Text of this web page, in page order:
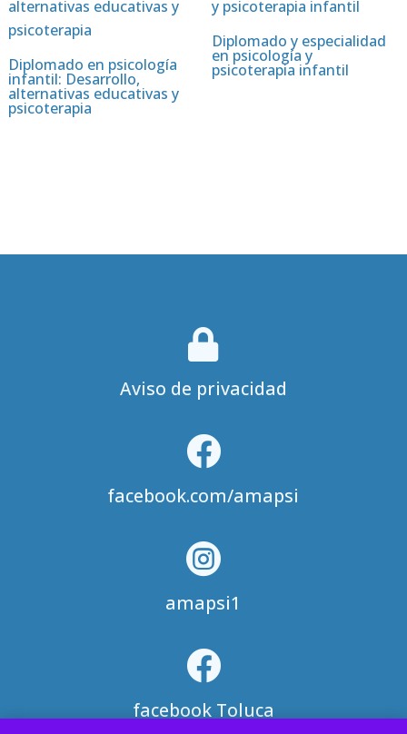
Diplomado en psicología
infantil: Desarrollo,
alternativas educativas y
psicoterapia
Diplomado y especialidad
en psicología y
psicoterapia infantil

Aviso de privacidad

facebook.com/amapsi

amapsi1

facebook Toluca